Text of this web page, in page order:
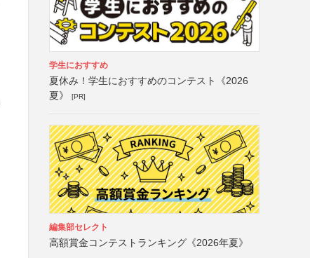
学生におすすめ
夏休み！学生におすすめのコンテスト《2026
夏》
[PR]
編集部セレクト
高額賞金コンテストランキング《2026年夏》